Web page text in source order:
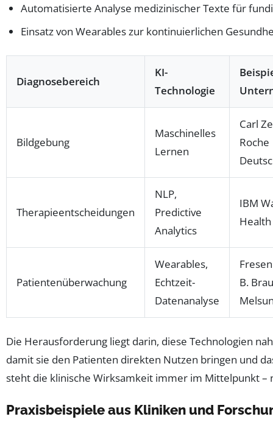
Automatisierte Analyse medizinischer Texte für
Einsatz von Wearables zur kontinuierlichen
Diagnosebereich
KI-
Technologie
Bildgebung
Maschinelles
Lernen
Carl
Roche
Therapieentscheidungen
NLP,
Predictive
Analytics
IBM
Health
Patientenüberwachung
Wearables,
Echtzeit-
Datenanalyse
B.
Die Herausforderung liegt darin, diese Technologien
damit sie den Patienten direkten Nutzen bringen und
steht die klinische Wirksamkeit immer im Mittelpunkt –
Praxisbeispiele aus Kliniken und